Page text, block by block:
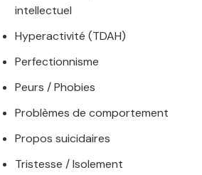
intellectuel
Hyperactivité (TDAH)
Perfectionnisme
Peurs / Phobies
Problèmes de comportement
Propos suicidaires
Tristesse / Isolement